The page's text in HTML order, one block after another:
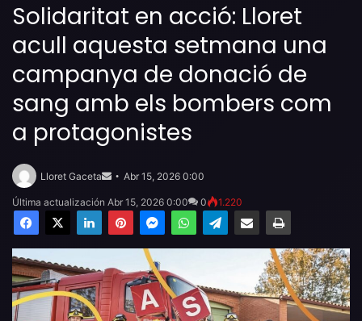
Solidaritat en acció: Lloret
acull aquesta setmana una
campanya de donació de
sang amb els bombers com
a protagonistes
Lloret Gaceta
email
Abr 15, 2026 0:00
Última actualización Abr 15, 2026 0:00 0 1.220
Facebook
X LinkedInPinterestMessengerWhatsAppTelegramCompartir por email Imprimir